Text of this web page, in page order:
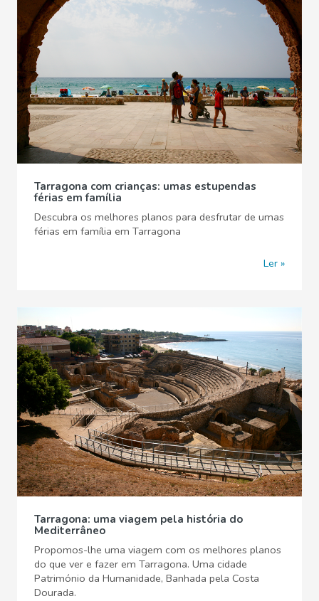
Tarragona com crianças: umas estupendas
férias em família
Descubra os melhores planos para desfrutar de umas
férias em família em Tarragona
Ler
Tarragona: uma viagem pela história do
Mediterrâneo
Propomos-lhe uma viagem com os melhores planos
do que ver e fazer em Tarragona. Uma cidade
Património da Humanidade, Banhada pela Costa
Dourada.